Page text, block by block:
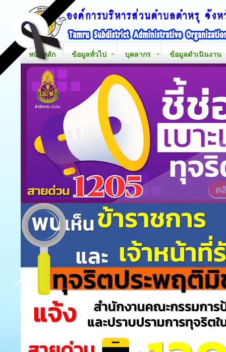
หน้าหลัก ข้อมูลทั่วไป บุคลากร ข้อมูลดำเนินงาน